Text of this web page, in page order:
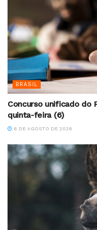
BRASIL
Concurso unificado do
quinta-feira (6)
6 DE AGOSTO DE 2026